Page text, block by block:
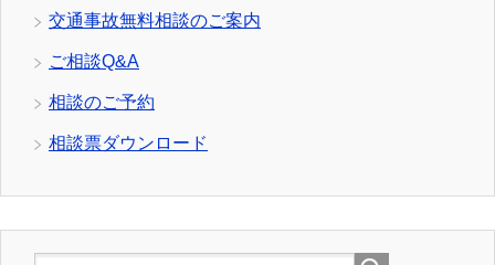
交通事故無料相談のご案内
ご相談Q&A
相談のご予約
相談票ダウンロード